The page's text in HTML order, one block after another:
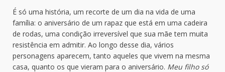
É só uma história, um recorte de um dia na vida de uma
família: o aniversário de um rapaz que está em uma cadeira
de rodas, uma condição irreversível que sua mãe tem muita
resistência em admitir. Ao longo desse dia, vários
personagens aparecem, tanto aqueles que vivem na mesma
casa, quanto os que vieram para o aniversário. Meu filho só